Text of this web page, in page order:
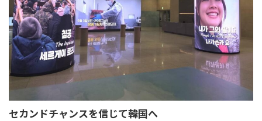
セカンドチャンスを信じて――韓国へ